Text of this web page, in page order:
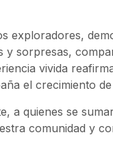
exploradores,
y sorpresas,
vivida
el crecimiento
a quienes se
comunidad y